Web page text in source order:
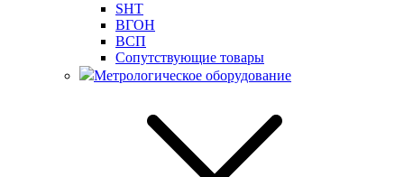
SHT
ВГОН
ВСП
Сопутствующие товары
Метрологическое оборудование